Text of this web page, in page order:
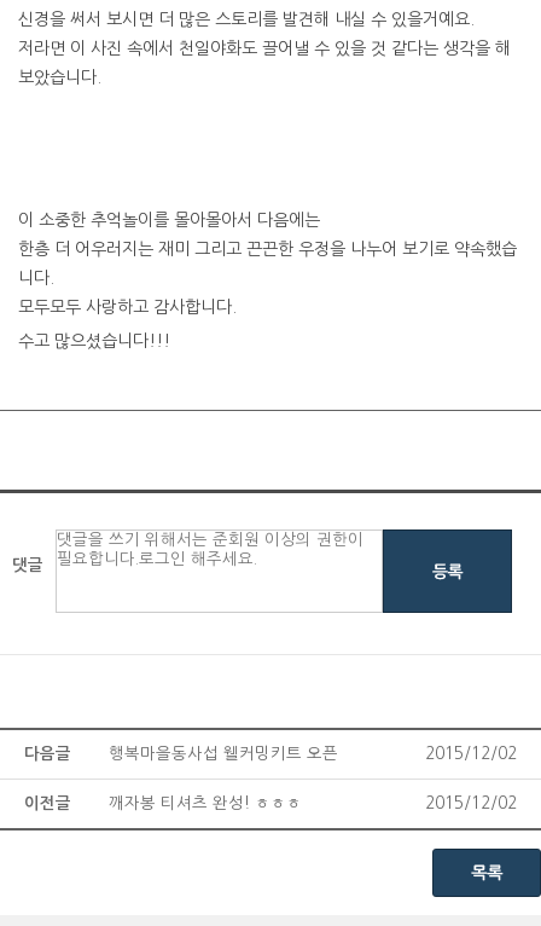
신경을 써서 보시면 더 많은 스토리를 발견해 내실 수 있을거예요.
저라면 이 사진 속에서 천일야화도 끌어낼 수 있을 것 같다는 생각을 해
보았습니다.
이 소중한 추억놀이를 몰아몰아서 다음에는
한층 더 어우러지는 재미 그리고 끈끈한 우정을 나누어 보기로 약속했습
니다.
모두모두 사랑하고 감사합니다.
수고 많으셨습니다!!!
댓글
다음글 행복마을동사섭 웰커밍키트 오픈 2015/12/02
이전글 깨자봉 티셔츠 완성! ㅎㅎㅎ 2015/12/02